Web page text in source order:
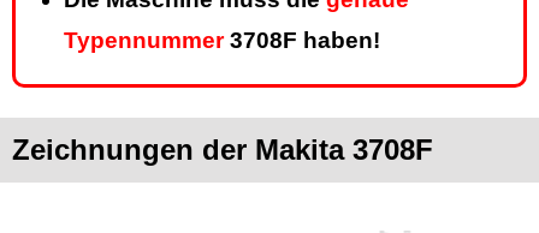
Typennummer3708F haben!
Zeichnungen der Makita 3708F